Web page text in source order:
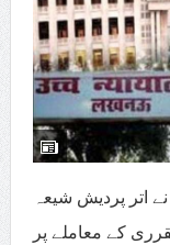
اتر پردیش شیعہ
کے معاملے پر